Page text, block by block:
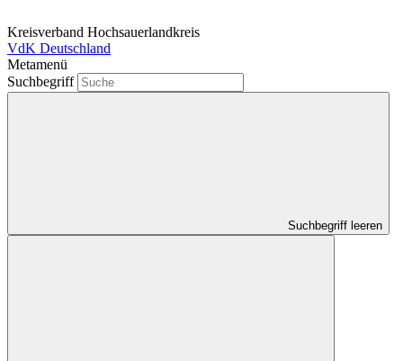
Kreisverband Hochsauerlandkreis
VdK Deutschland
Metamenü
Suchbegriff
Suchbegriff leeren